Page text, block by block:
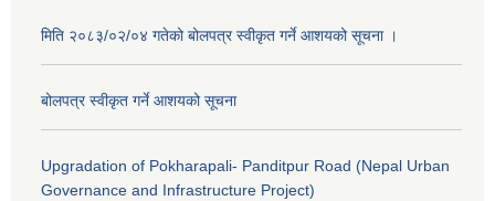
मिति २०८३/०२/०४ गतेको बोलपत्र स्वीकृत गर्ने आशयको सूचना ।
बोलपत्र स्वीकृत गर्ने आशयको सूचना
Upgradation of Pokharapali- Panditpur Road (Nepal Urban
Governance and Infrastructure Project)